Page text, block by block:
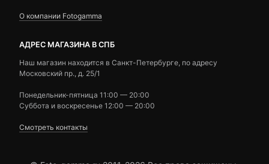
О компании Fotogamma
АДРЕС МАГАЗИНА В СПБ
Наш магазин находится в Санкт-Петербурге, по адресу
Московский пр., д. 25/1
Понедельник-пятница 11:00 — 20:00
Суббота и воскресенье 12:00 — 20:00
Смотреть контакты